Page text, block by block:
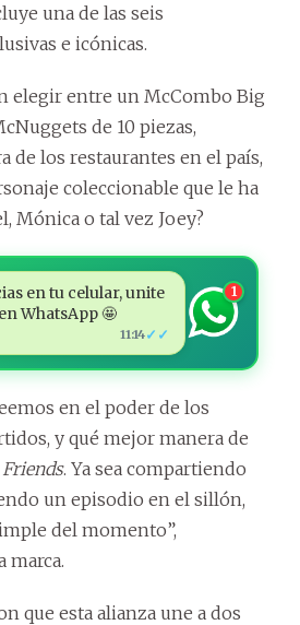
una de las seis
e icónicas.
elegir entre un McCombo Big
de 10 piezas,
de los restaurantes en el país,
coleccionable que le ha
Mónica o tal vez Joey?
en tu celular, unite
WhatsApp 🤩
11:14✓✓
1
en el poder de los
y qué mejor manera de
Friends. Ya sea compartiendo
un episodio en el sillón,
del momento”,
marca.
que esta alianza une a dos